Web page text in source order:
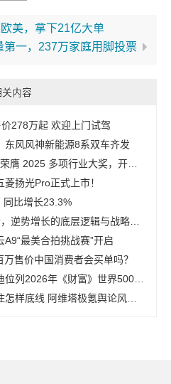
美，拿下21亿大单
第一，237万家庭用脚投票
关内容
278万起 欢迎上门试驾
东风风神新能源8系双车齐发
多项行业大奖，开启 2026 新征程
扬光Pro正式上市！
同比增长23.3%
势增长的底层逻辑与战略转向
最美合拍挑战赛”开启
售价中国消费者会买单吗？
2026年《财富》世界500强第91位
底线 阿维塔极氪舆论风波引热议